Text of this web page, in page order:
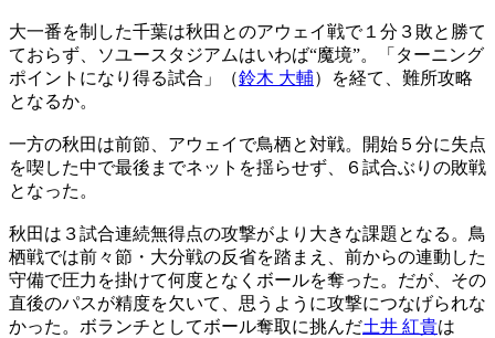
大一番を制した千葉は秋田とのアウェイ戦で１分３敗と勝て
ておらず、ソユースタジアムはいわば“魔境”。「ターニング
ポイントになり得る試合」（鈴木 大輔）を経て、難所攻略
となるか。
一方の秋田は前節、アウェイで鳥栖と対戦。開始５分に失点
を喫した中で最後までネットを揺らせず、６試合ぶりの敗戦
となった。
秋田は３試合連続無得点の攻撃がより大きな課題となる。鳥
栖戦では前々節・大分戦の反省を踏まえ、前からの連動した
守備で圧力を掛けて何度となくボールを奪った。だが、その
直後のパスが精度を欠いて、思うように攻撃につなげられな
かった。ボランチとしてボール奪取に挑んだ土井 紅貴は